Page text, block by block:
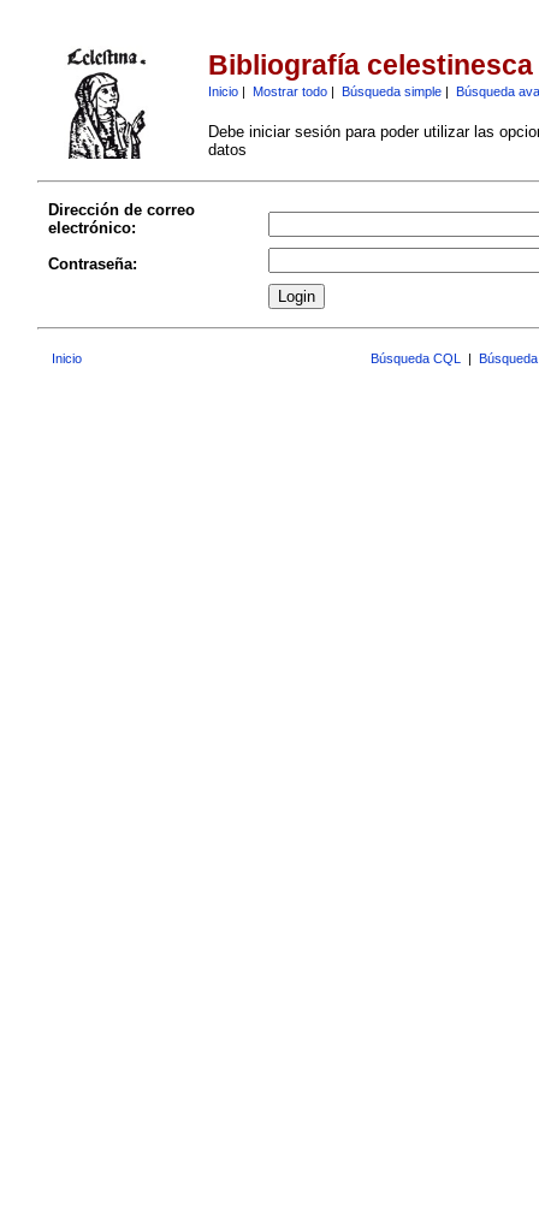
Bibliografía celestinesca
Inicio| Mostrar todo| Búsqueda simple| Búsqueda
Debe iniciar sesión para poder utilizar las
datos
Dirección de correo
electrónico:
Contraseña:
Inicio Búsqueda CQL |